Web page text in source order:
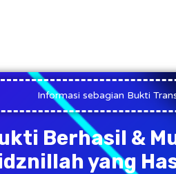
Informasi sebagian Bukti
Berhasil &
yang